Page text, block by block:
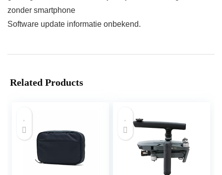
zonder smartphone
Software update informatie onbekend.
Related Products